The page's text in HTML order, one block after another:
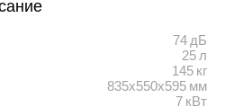
74 дБ
25 л
145 кг
835х550х595 мм
7 кВт